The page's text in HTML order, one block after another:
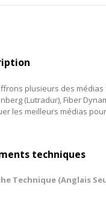
plusieurs des médias
(Lutradur), Fiber
les meilleurs médias
techniques
Technique (Anglais